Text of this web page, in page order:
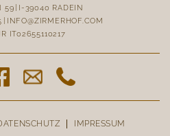
59 | I-39040 RADEIN
| INFO@ZIRMERHOF.COM
IT02655110217
IMPRESSUM